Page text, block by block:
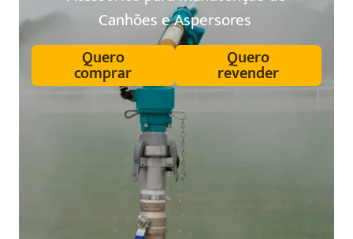
Canhões e Aspersores
Quero
comprar
Quero
revender